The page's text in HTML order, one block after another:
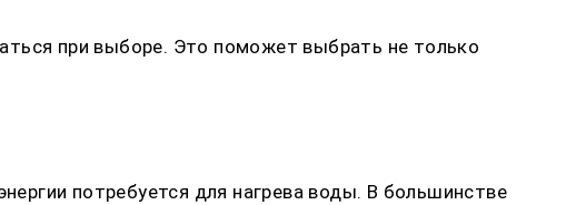
при выборе. Это поможет выбрать не только
потребуется для нагрева воды. В большинстве